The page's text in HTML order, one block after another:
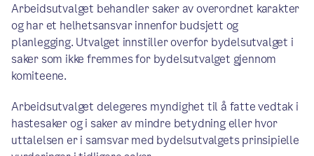
Arbeidsutvalget behandler saker av overordnet karakter
og har et helhetsansvar innenfor budsjett og
planlegging. Utvalget innstiller overfor bydelsutvalget i
saker som ikke fremmes for bydelsutvalget gjennom
komiteene.
Arbeidsutvalget delegeres myndighet til å fatte vedtak i
hastesaker og i saker av mindre betydning eller hvor
uttalelsen er i samsvar med bydelsutvalgets prinsipielle